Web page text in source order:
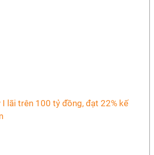
I lãi trên 100 tỷ đồng, đạt 22% kế